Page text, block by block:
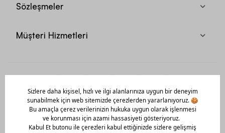
Sözleşmeler
Müşteri Hizmetleri
Mobil Uygulamamızı Hemen İndir!